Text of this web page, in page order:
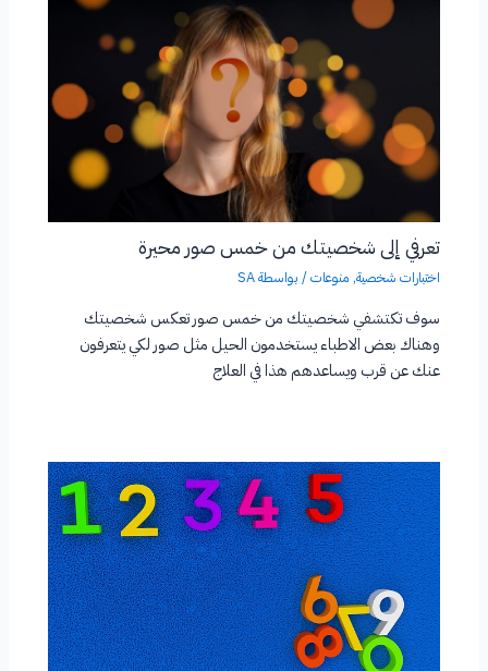
تعرفي إلى شخصيتك من خمس صور محيرة
اختبارات شخصية, منوعات/ بواسطةSA
سوف تكتشفي شخصيتك من خمس صور تعكس شخصيتك
وهناك بعض الاطباء يستخدمون الحيل مثل صور لكي يتعرفون
عنك عن قرب ويساعدهم هذا في العلاج